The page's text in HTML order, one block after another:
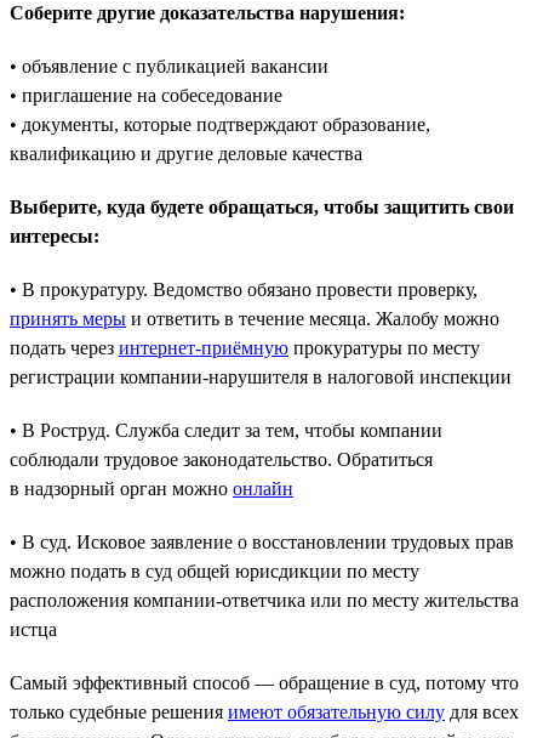
Соберите другие доказательства нарушения:
• объявление с публикацией вакансии
• приглашение на собеседование
• документы, которые подтверждают образование,
квалификацию и другие деловые качества
Выберите, куда будете обращаться, чтобы защитить свои
интересы:
• В прокуратуру. Ведомство обязано провести проверку,
принять меры и ответить в течение месяца. Жалобу можно
подать через интернет-приёмную прокуратуры по месту
регистрации компании-нарушителя в налоговой инспекции
• В Роструд. Служба следит за тем, чтобы компании
соблюдали трудовое законодательство. Обратиться
в надзорный орган можно онлайн
• В суд. Исковое заявление о восстановлении трудовых прав
можно подать в суд общей юрисдикции по месту
расположения компании-ответчика или по месту жительства
истца
Самый эффективный способ — обращение в суд, потому что
только судебные решения имеют обязательную силу для всех